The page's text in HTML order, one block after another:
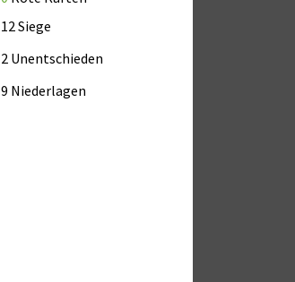
12 Siege
2 Unentschieden
9 Niederlagen